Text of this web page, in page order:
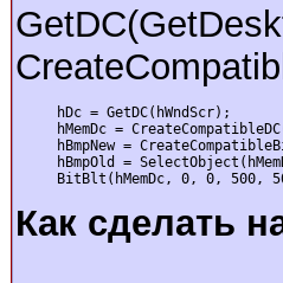
     hDc = GetDC(hWndScr);
hMemDc =
hBmpNew =
hBmpOld =
BitBlt(hMemDc, 0, 0, 500,
Как сделать